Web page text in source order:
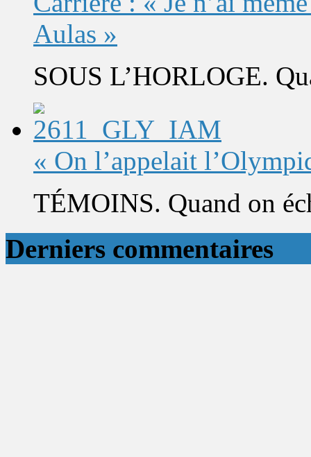
Aulas »
SOUS L’HORLOGE.
« On l’appelait
TÉMOINS. Quand on
Derniers commentaires